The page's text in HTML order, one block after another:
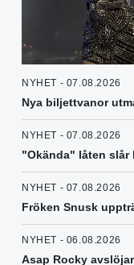
NYHET - 07.08.2026
Nya biljettvanor
NYHET - 07.08.2026
"Okända" låten
NYHET - 07.08.2026
Fröken Snusk
NYHET - 06.08.2026
Asap Rocky